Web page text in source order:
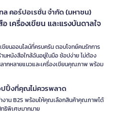
ล คอร์ปอเรชั่น จำกัด (มหาชน)
เครื่องเขียน และแรงบันดาลใจ
ขียนออนไลน์ที่ครบครัน ตอบโจทย์คนรักการ
นหนังสือใกล้ฉันอยู่ในมือ ช้อปง่าย ไม่ต้อง
ากหลายแนวและเครื่องเขียนคุณภาพ พร้อม
ปปิ้งที่คุณไม่ควรพลาด
งาน B2S พร้อมให้คุณเลือกสินค้าคุณภาพได้
ธิพิเศษมากมาย